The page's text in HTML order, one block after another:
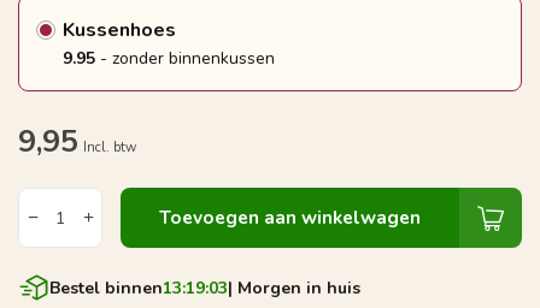
Kussenhoes
9.95 - zonder binnenkussen
9,95 Incl. btw
Toevoegen aan winkelwagen
Bestel binnen13:19:03| Morgen in huis